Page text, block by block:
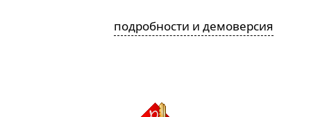
подробности и демоверсия